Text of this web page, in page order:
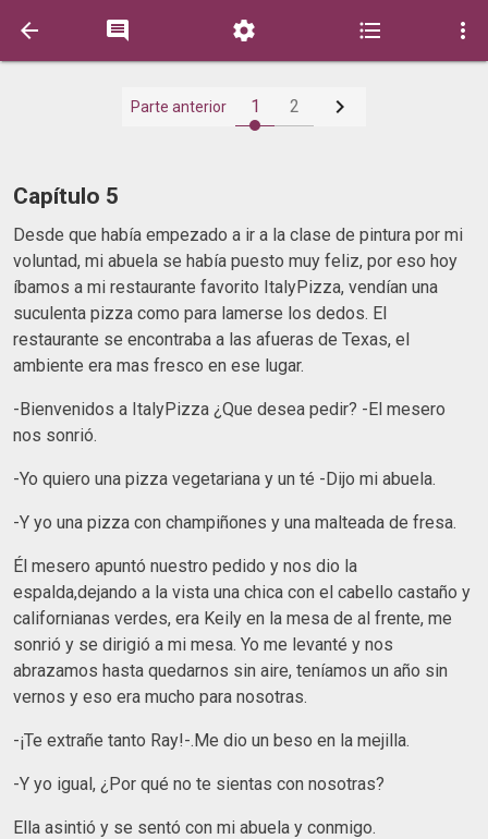
    
Parte anterior 1 2 
Capítulo 5
Desde que había empezado a ir a la clase de pintura por mi
voluntad, mi abuela se había puesto muy feliz, por eso hoy
íbamos a mi restaurante favorito ItalyPizza, vendían una
suculenta pizza como para lamerse los dedos. El
restaurante se encontraba a las afueras de Texas, el
ambiente era mas fresco en ese lugar.
-Bienvenidos a ItalyPizza ¿Que desea pedir? -El mesero
nos sonrió.
-Yo quiero una pizza vegetariana y un té -Dijo mi abuela.
-Y yo una pizza con champiñones y una malteada de fresa.
Él mesero apuntó nuestro pedido y nos dio la
espalda,dejando a la vista una chica con el cabello castaño y
californianas verdes, era Keily en la mesa de al frente, me
sonrió y se dirigió a mi mesa. Yo me levanté y nos
abrazamos hasta quedarnos sin aire, teníamos un año sin
vernos y eso era mucho para nosotras.
-¡Te extrañe tanto Ray!-.Me dio un beso en la mejilla.
-Y yo igual, ¿Por qué no te sientas con nosotras?
Ella asintió y se sentó con mi abuela y conmigo.